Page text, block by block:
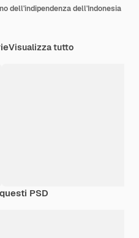
dell'indipendenza dell'Indonesia
Visualizza tutto
PSD